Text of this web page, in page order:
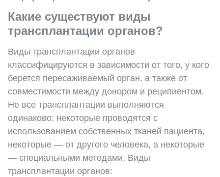
Какие существуют виды
трансплантации органов?
Виды трансплантации органов
классифицируются в зависимости от того, у кого
берется пересаживаемый орган, а также от
совместимости между донором и реципиентом.
Не все трансплантации выполняются
одинаково: некоторые проводятся с
использованием собственных тканей пациента,
некоторые — от другого человека, а некоторые
— специальными методами. Виды
трансплантации органов: